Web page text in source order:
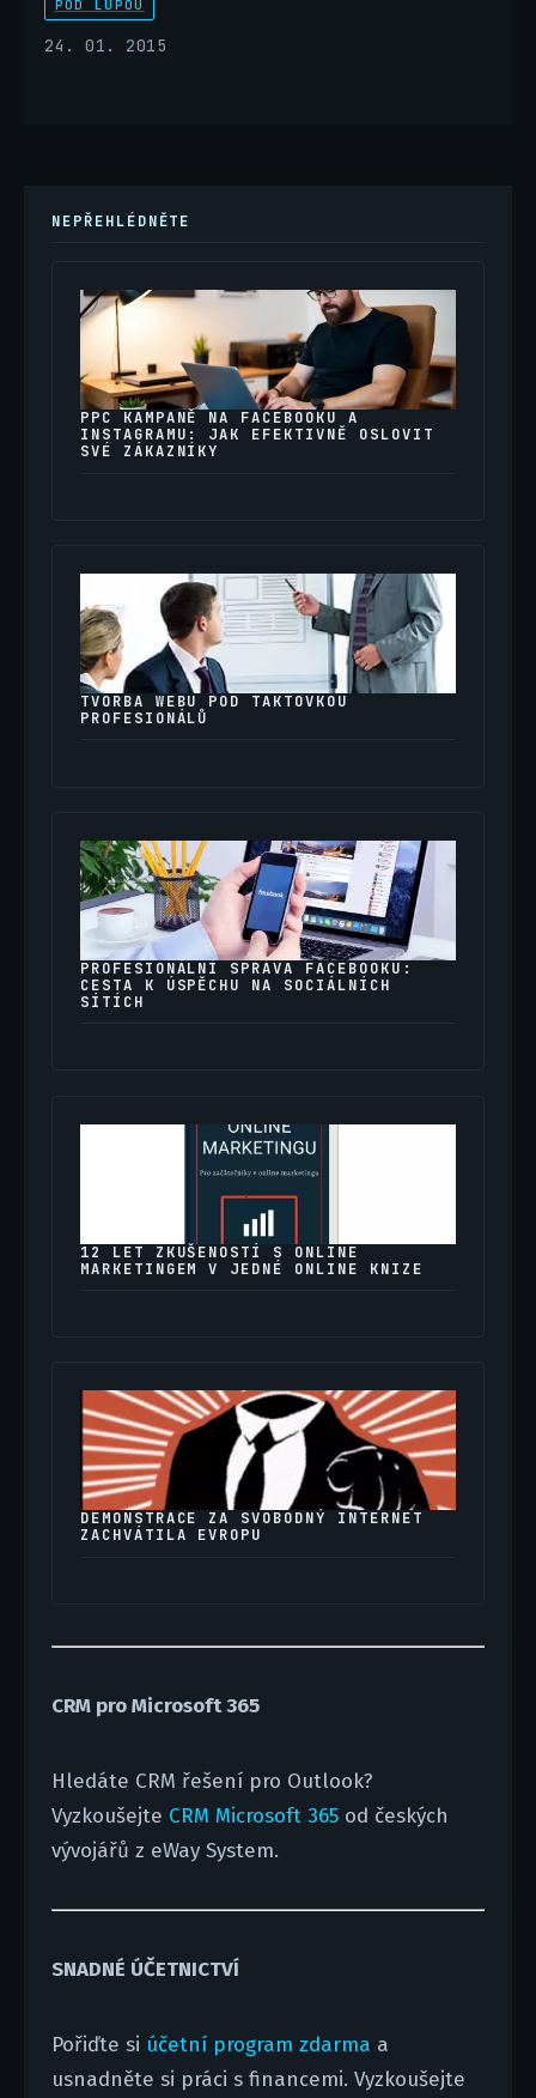
POD LUPOU
24. 01. 2015
NEPŘEHLÉDNĚTE
PPC KAMPANĚ NA FACEBOOKU A
INSTAGRAMU: JAK EFEKTIVNĚ OSLOVIT
SVÉ ZÁKAZNÍKY
TVORBA WEBU POD TAKTOVKOU
PROFESIONÁLŮ
PROFESIONÁLNÍ SPRÁVA FACEBOOKU:
CESTA K ÚSPĚCHU NA SOCIÁLNÍCH
SÍTÍCH
12 LET ZKUŠENOSTÍ S ONLINE
MARKETINGEM V JEDNÉ ONLINE KNIZE
DEMONSTRACE ZA SVOBODNÝ INTERNET
ZACHVÁTILA EVROPU
CRM pro Microsoft 365
Hledáte CRM řešení pro Outlook?
Vyzkoušejte CRM Microsoft 365od českých
vývojářů z eWay System.
SNADNÉ ÚČETNICTVÍ
Pořiďte si účetní program zdarma a
usnadněte si práci s financemi. Vyzkoušejte